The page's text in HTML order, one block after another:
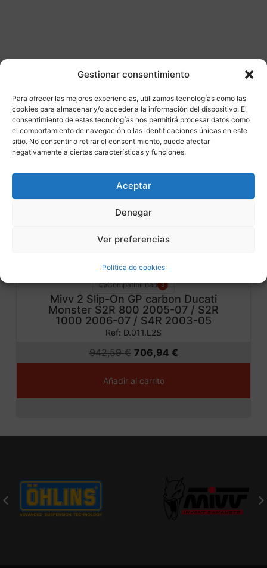
Gestionar consentimiento
Para ofrecer las mejores experiencias, utilizamos tecnologías como las
cookies para almacenar y/o acceder a la información del dispositivo. El
consentimiento de estas tecnologías nos permitirá procesar datos como
el comportamiento de navegación o las identificaciones únicas en este
sitio. No consentir o retirar el consentimiento, puede afectar
negativamente a ciertas características y funciones.
Aceptar
Denegar
Ver preferencias
Política de cookies
Otros productos
DISPONIBLE ENVÍO GRATIS 24/48H
Compatibilidad 3
Mivv 2 Slip-On GP carbon Ducati
Monster S2R 800 2005-07 / S2R
1000 2006-07 / S4R 2003-05
Ref: D.011.L2S
942,59€ 706,94 €
Añadir al carrito